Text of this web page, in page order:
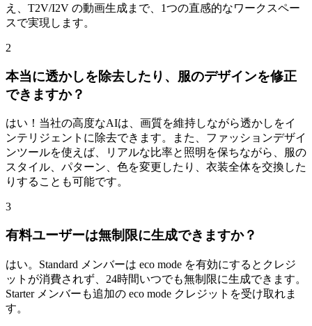
え、T2V/I2V の動画生成まで、1つの直感的なワークスペー
スで実現します。
2
本当に透かしを除去したり、服のデザインを修正
できますか？
はい！当社の高度なAIは、画質を維持しながら透かしをイ
ンテリジェントに除去できます。また、ファッションデザイ
ンツールを使えば、リアルな比率と照明を保ちながら、服の
スタイル、パターン、色を変更したり、衣装全体を交換した
りすることも可能です。
3
有料ユーザーは無制限に生成できますか？
はい。Standard メンバーは eco mode を有効にするとクレジ
ットが消費されず、24時間いつでも無制限に生成できます。
Starter メンバーも追加の eco mode クレジットを受け取れま
す。